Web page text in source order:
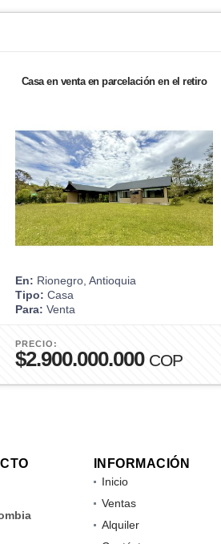
Casa en venta en parcelación en el retiro
En: Rionegro, Antioquia
Tipo: Casa
Para: Venta
PRECIO:
$2.900.000.000 COP
INFORMACIÓN
Inicio
Ventas
Alquiler